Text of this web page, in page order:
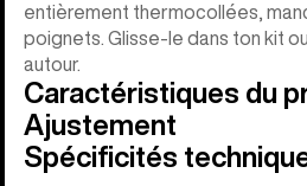
entièrement thermocollées,
poignets. Glisse-le dans ton kit
autour.
Caractéristiques du
Ajustement
Spécificités